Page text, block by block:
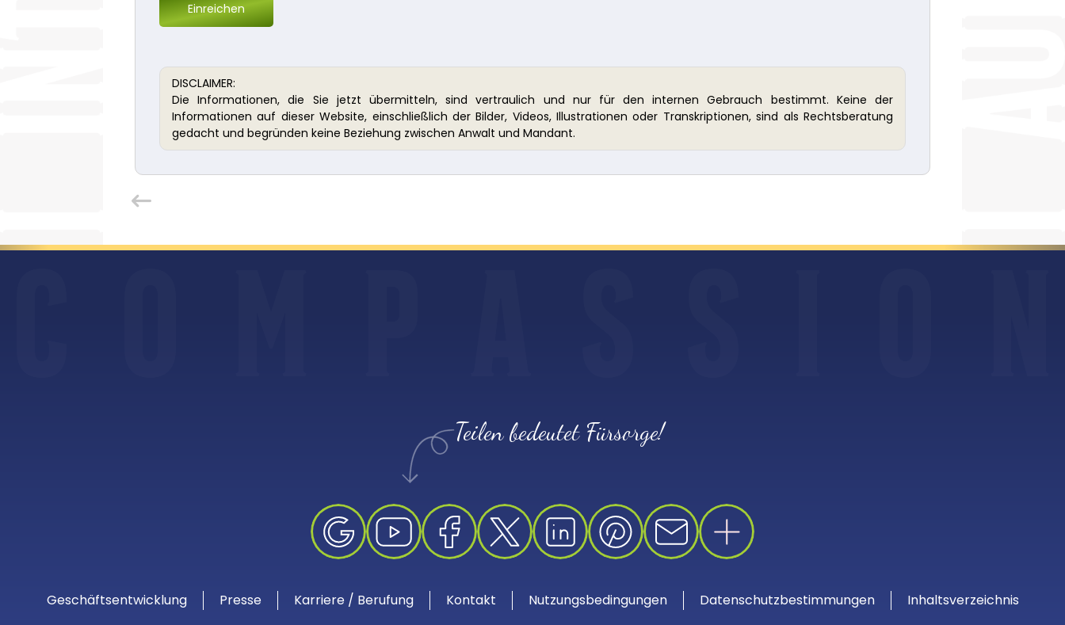
Einreichen
DISCLAIMER:
Die Informationen, die Sie jetzt übermitteln, sind vertraulich und nur für den internen Gebrauch bestimmt. Keine der
Informationen auf dieser Website, einschließlich der Bilder, Videos, Illustrationen oder Transkriptionen, sind als Rechtsberatung
gedacht und begründen keine Beziehung zwischen Anwalt und Mandant.
Teilen bedeutet Fürsorge!
Geschäftsentwicklung Presse Karriere / Berufung Kontakt Nutzungsbedingungen Datenschutzbestimmungen Inhaltsverzeichnis